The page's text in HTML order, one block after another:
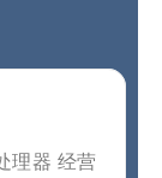
理器 经营